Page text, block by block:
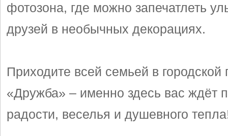
фотозона, где можно запечатлеть
друзей в необычных декорациях.
Приходите всей семьей в городской
«Дружба» – именно здесь вас ждёт
радости, веселья и душевного